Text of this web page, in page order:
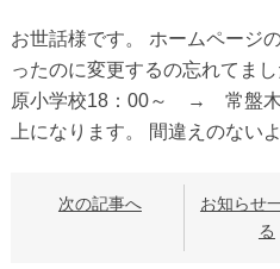
お世話様です。 ホームページ
ったのに変更するの忘れてま
原小学校18：00～ → 常盤木
上になります。 間違えのない
次の記事へ
お知らせ
る